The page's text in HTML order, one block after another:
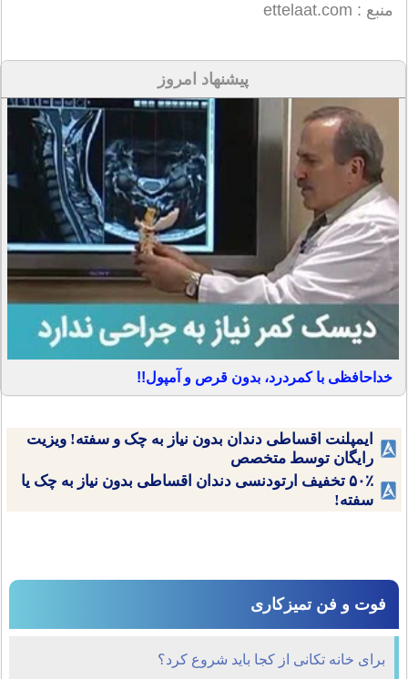
منبع : ettelaat.com
پیشنهاد امروز
خداحافظی با کمردرد، بدون قرص و آمپول!!
ایمپلنت اقساطی دندان بدون نیاز به چک و سفته! ویزیت
رایگان توسط متخصص
۵۰٪ تخفیف ارتودنسی دندان اقساطی بدون نیاز به چک یا
سفته!
فوت و فن تمیزکاری
برای خانه تكانی از كجا باید شروع كرد؟